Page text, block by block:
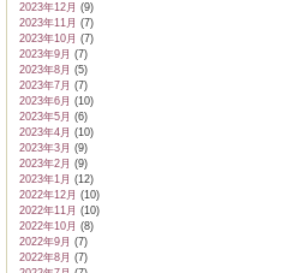
2023年12月 (9)
2023年11月 (7)
2023年10月 (7)
2023年9月 (7)
2023年8月 (5)
2023年7月 (7)
2023年6月 (10)
2023年5月 (6)
2023年4月 (10)
2023年3月 (9)
2023年2月 (9)
2023年1月 (12)
2022年12月 (10)
2022年11月 (10)
2022年10月 (8)
2022年9月 (7)
2022年8月 (7)